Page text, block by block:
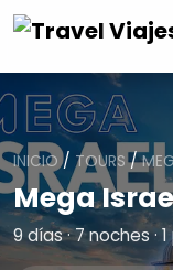
INICIO/ TOURS/
Mega
9 días · 7 noches ·